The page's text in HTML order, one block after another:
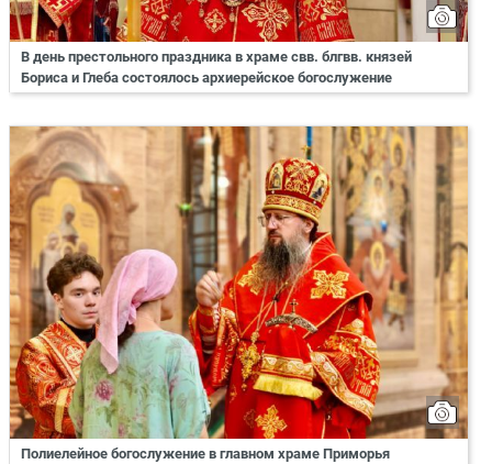
В день престольного праздника в храме свв. блгвв. князей
Бориса и Глеба состоялось архиерейское богослужение
Полиелейное богослужение в главном храме Приморья